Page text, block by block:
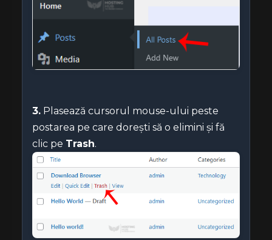
3. Plasează cursorul mouse-ului peste
postarea pe care dorești să o elimini și fă
clic pe Trash.